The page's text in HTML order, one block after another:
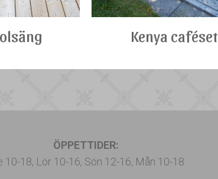
Kenya caféset
ÖPPETTIDER:
10-18, Lör 10-16, Sön 12-16, Mån 10-18